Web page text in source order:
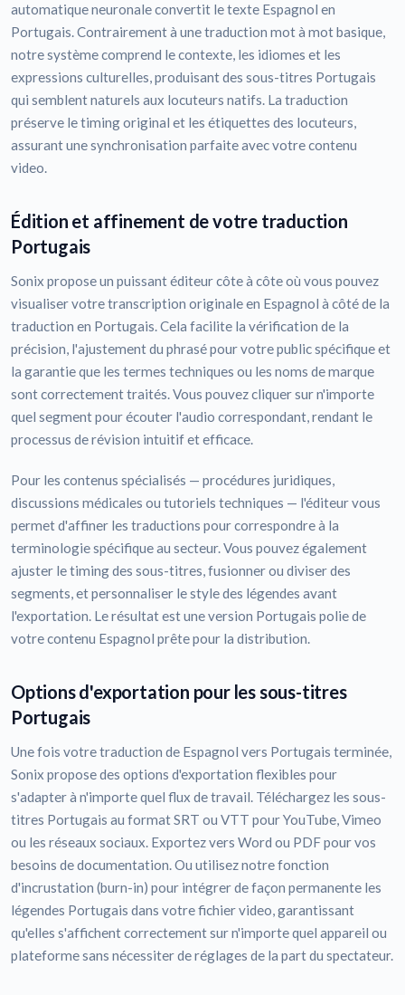
automatique neuronale convertit le texte Espagnol en
Portugais. Contrairement à une traduction mot à mot basique,
notre système comprend le contexte, les idiomes et les
expressions culturelles, produisant des sous-titres Portugais
qui semblent naturels aux locuteurs natifs. La traduction
préserve le timing original et les étiquettes des locuteurs,
assurant une synchronisation parfaite avec votre contenu
video.
Édition et affinement de votre traduction
Portugais
Sonix propose un puissant éditeur côte à côte où vous pouvez
visualiser votre transcription originale en Espagnol à côté de la
traduction en Portugais. Cela facilite la vérification de la
précision, l'ajustement du phrasé pour votre public spécifique et
la garantie que les termes techniques ou les noms de marque
sont correctement traités. Vous pouvez cliquer sur n'importe
quel segment pour écouter l'audio correspondant, rendant le
processus de révision intuitif et efficace.
Pour les contenus spécialisés — procédures juridiques,
discussions médicales ou tutoriels techniques — l'éditeur vous
permet d'affiner les traductions pour correspondre à la
terminologie spécifique au secteur. Vous pouvez également
ajuster le timing des sous-titres, fusionner ou diviser des
segments, et personnaliser le style des légendes avant
l'exportation. Le résultat est une version Portugais polie de
votre contenu Espagnol prête pour la distribution.
Options d'exportation pour les sous-titres
Portugais
Une fois votre traduction de Espagnol vers Portugais terminée,
Sonix propose des options d'exportation flexibles pour
s'adapter à n'importe quel flux de travail. Téléchargez les sous-
titres Portugais au format SRT ou VTT pour YouTube, Vimeo
ou les réseaux sociaux. Exportez vers Word ou PDF pour vos
besoins de documentation. Ou utilisez notre fonction
d'incrustation (burn-in) pour intégrer de façon permanente les
légendes Portugais dans votre fichier video, garantissant
qu'elles s'affichent correctement sur n'importe quel appareil ou
plateforme sans nécessiter de réglages de la part du spectateur.